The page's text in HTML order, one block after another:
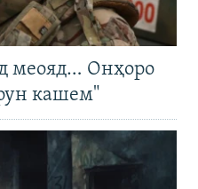
меояд… Онҳоро
кашем"